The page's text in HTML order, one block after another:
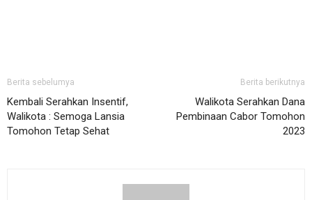
Berita sebelumya
Kembali Serahkan Insentif,
Walikota : Semoga Lansia
Tomohon Tetap Sehat
Berita berikutnya
Walikota Serahkan Dana
Pembinaan Cabor Tomohon
2023